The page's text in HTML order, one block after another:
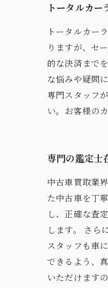
トータルカー
トータルカー
りますが、セ
的な決済まで
な悩みや疑問
専門スタッフ
い。お客様の
専門の鑑定士
中古車買取業
た中古車を丁
し、正確な査
します。 さら
スタッフも車
できるよう、
いただけます